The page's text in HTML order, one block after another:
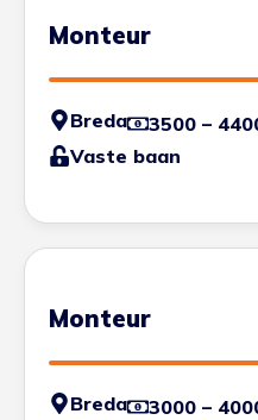
Monteur
Breda 3500 –
Vaste baan
Monteur
Breda 3000 –